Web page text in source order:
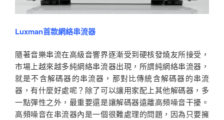
Luxman首款網絡串流器
隨著音樂串流在高級音響界逐漸受到硬核發燒友所接受，
市場上越來越多純網絡串流器出現，所謂純網絡串流器，
就是不含解碼器的串流器，那對比傳統含解碼器的串流
器，有什麼好處呢？除了可以讓用家配上其他解碼器，多
一點彈性之外，最重要還是讓解碼器遠離高頻噪音干擾。
高頻噪音在串流器內是一個很難處理的問題，因為只要擁